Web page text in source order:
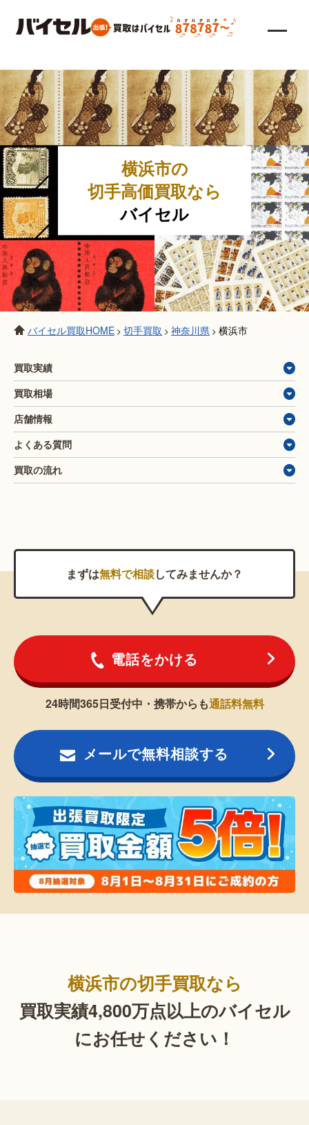
横浜市の
切手高価買取なら
バイセル
バイセル買取HOME > 切手買取 > 神奈川県 > 横浜市
買取実績
買取相場
店舗情報
よくある質問
買取の流れ
まずは無料で相談してみませんか？
電話をかける
24時間365日受付中・携帯からも通話料無料
メールで無料相談する
横浜市の切手買取なら
買取実績4,800万点以上のバイセル
にお任せください！